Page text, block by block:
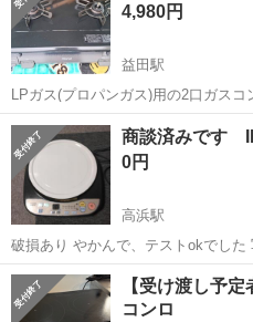
4,980円
益田駅
LPガス(プロパンガス)用の2口ガス
いません。2年程使いましたが、引
ました。五徳の先の部分に少しコゲ
なりキレイな状態だと思います...
島根 益田市 益田駅 キッ
商談済みです
0円
高浜駅
破損あり やかんで、テストokでし
しする方のみ、返信します。 尚 ト
方は、個々の商品に、お問い合わせ
です 基本 5日以内の 引き...
島根 出雲市 高浜駅 キッ
【受け渡し予
コンロ